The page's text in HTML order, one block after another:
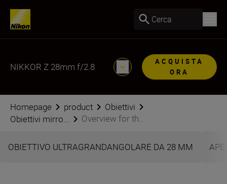
Cerca
NIKKOR Z 28mm f/2.8
ACQUISTA
ORA
Homepage product
Obiettivi
Obiettivi mirro...
Overview for th...
OBIETTIVO ULTRAGRANDANGOLARE DA 28 MM